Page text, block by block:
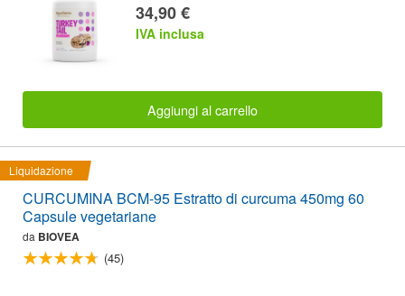
34,90 €
IVA inclusa
Aggiungi al carrello
Liquidazione
CURCUMINA BCM-95 Estratto di curcuma 450mg 60
Capsule vegetariane
da BIOVEA
(45)